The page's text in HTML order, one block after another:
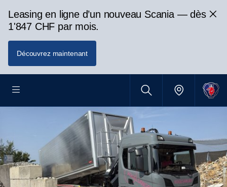
Leasing en ligne d’un nouveau Scania — dès
1'847 CHF par mois.
Découvrez maintenant